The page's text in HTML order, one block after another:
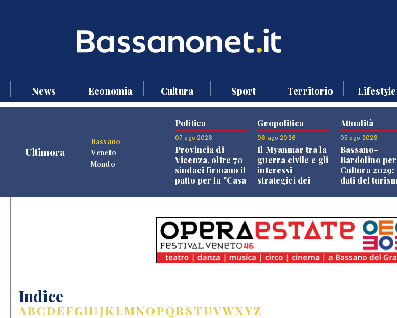
News Economia Cultura Sport Territorio Lifestyle
Ultimora
Bassano
Veneto
Mondo
Politica
07 ago 2026
Provincia di
Vicenza, oltre 70
sindaci firmano il
patto per la "Casa
Geopolitica
06 ago 2026
Il Myanmar tra la
guerra civile e gli
interessi
strategici dei
Attualità
05 ago 2026
Bassano-
Bardolino
Cultura 2029:
dati del
Indice
ABCDEFGHIJKLMNOPQRSTUVWXYZ